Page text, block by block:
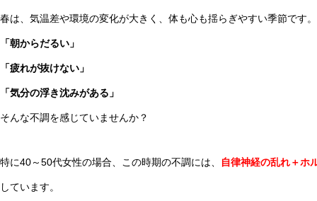
春は、気温差や環境の変化が大きく、体も心も揺らぎやすい季節です。
「朝からだるい」
「疲れが抜けない」
「気分の浮き沈みがある」
そんな不調を感じていませんか？
特に40～50代女性の場合、この時期の不調には、 自律神経の乱れ＋ホ
しています。